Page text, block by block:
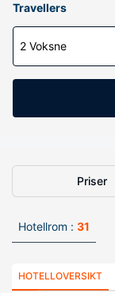
Travellers
2 Voksne
Priser
Hotellrom : 31
HOTELLOVERSIKT